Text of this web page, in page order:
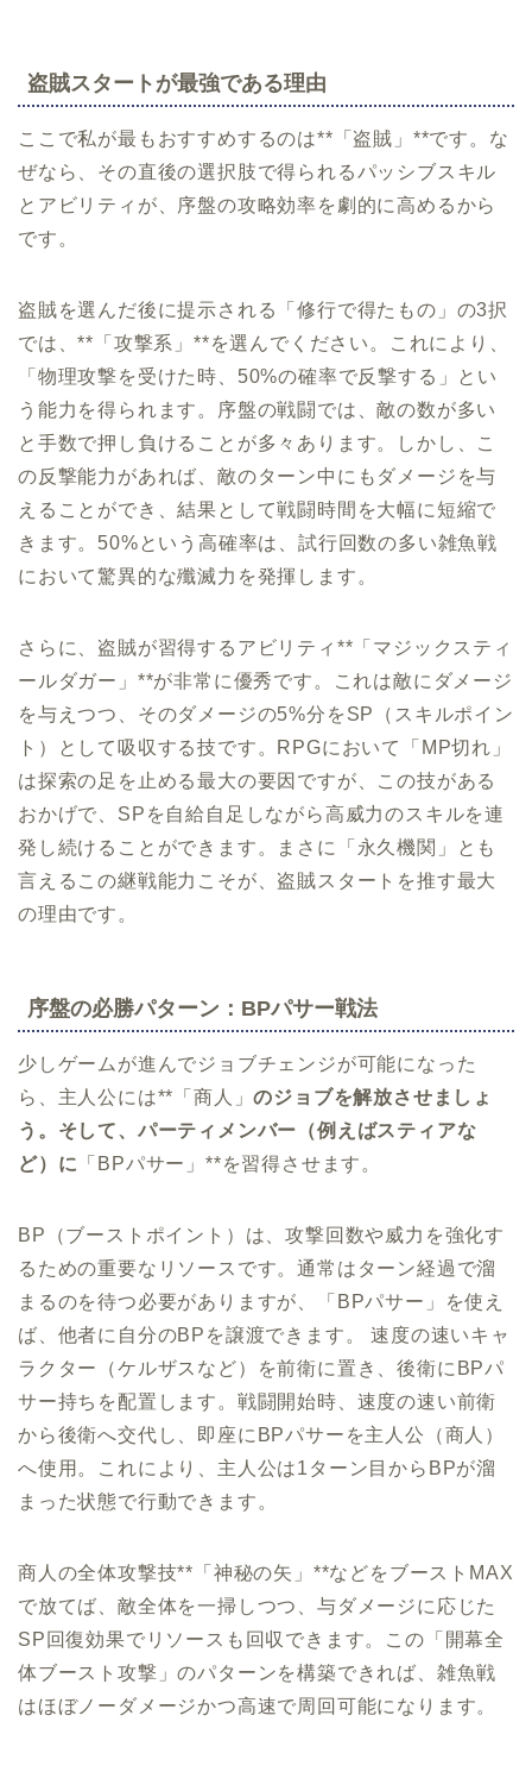
盗賊スタートが最強である理由
ここで私が最もおすすめするのは**「盗賊」**です。な
ぜなら、その直後の選択肢で得られるパッシブスキル
とアビリティが、序盤の攻略効率を劇的に高めるから
です。
盗賊を選んだ後に提示される「修行で得たもの」の3択
では、**「攻撃系」**を選んでください。これにより、
「物理攻撃を受けた時、50%の確率で反撃する」とい
う能力を得られます。序盤の戦闘では、敵の数が多い
と手数で押し負けることが多々あります。しかし、こ
の反撃能力があれば、敵のターン中にもダメージを与
えることができ、結果として戦闘時間を大幅に短縮で
きます。50%という高確率は、試行回数の多い雑魚戦
において驚異的な殲滅力を発揮します。
さらに、盗賊が習得するアビリティ**「マジックスティ
ールダガー」**が非常に優秀です。これは敵にダメージ
を与えつつ、そのダメージの5%分をSP（スキルポイン
ト）として吸収する技です。RPGにおいて「MP切れ」
は探索の足を止める最大の要因ですが、この技がある
おかげで、SPを自給自足しながら高威力のスキルを連
発し続けることができます。まさに「永久機関」とも
言えるこの継戦能力こそが、盗賊スタートを推す最大
の理由です。
序盤の必勝パターン：BPパサー戦法
少しゲームが進んでジョブチェンジが可能になった
ら、主人公には**「商人」のジョブを解放させましょ
う。そして、パーティメンバー（例えばスティアな
ど）に 「BPパサー」**を習得させます。
BP（ブーストポイント）は、攻撃回数や威力を強化す
るための重要なリソースです。通常はターン経過で溜
まるのを待つ必要がありますが、「BPパサー」を使え
ば、他者に自分のBPを譲渡できます。 速度の速いキャ
ラクター（ケルザスなど）を前衛に置き、後衛にBPパ
サー持ちを配置します。戦闘開始時、速度の速い前衛
から後衛へ交代し、即座にBPパサーを主人公（商人）
へ使用。これにより、主人公は1ターン目からBPが溜
まった状態で行動できます。
商人の全体攻撃技**「神秘の矢」**などをブーストMAX
で放てば、敵全体を一掃しつつ、与ダメージに応じた
SP回復効果でリソースも回収できます。この「開幕全
体ブースト攻撃」のパターンを構築できれば、雑魚戦
はほぼノーダメージかつ高速で周回可能になります。